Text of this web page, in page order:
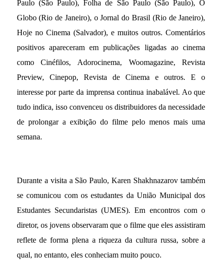
Paulo (São Paulo), Folha de São Paulo (São Paulo), O
Globo (Rio de Janeiro), o Jornal do Brasil (Rio de Janeiro),
Hoje no Cinema (Salvador), e muitos outros. Comentários
positivos apareceram em publicações ligadas ao cinema
como Cinéfilos, Adorocinema, Woomagazine, Revista
Preview, Cinepop, Revista de Cinema e outros. E o
interesse por parte da imprensa continua inabalável. Ao que
tudo indica, isso convenceu os distribuidores da necessidade
de prolongar a exibição do filme pelo menos mais uma
semana.
Durante a visita a São Paulo, Karen Shakhnazarov também
se comunicou com os estudantes da União Municipal dos
Estudantes Secundaristas (UMES). Em encontros com o
diretor, os jovens observaram que o filme que eles assistiram
reflete de forma plena a riqueza da cultura russa, sobre a
qual, no entanto, eles conheciam muito pouco.